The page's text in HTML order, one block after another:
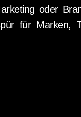
oder
für Marken,